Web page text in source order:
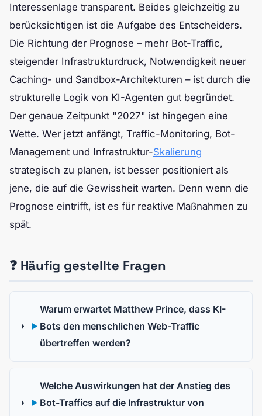
Interessenlage transparent. Beides gleichzeitig zu
berücksichtigen ist die Aufgabe des Entscheiders.
Die Richtung der Prognose – mehr Bot-Traffic,
steigender Infrastrukturdruck, Notwendigkeit neuer
Caching- und Sandbox-Architekturen – ist durch die
strukturelle Logik von KI-Agenten gut begründet.
Der genaue Zeitpunkt "2027" ist hingegen eine
Wette. Wer jetzt anfängt, Traffic-Monitoring, Bot-
Management und Infrastruktur-Skalierung
strategisch zu planen, ist besser positioniert als
jene, die auf die Gewissheit warten. Denn wenn die
Prognose eintrifft, ist es für reaktive Maßnahmen zu
spät.
❓ Häufig gestellte Fragen
▶
Warum erwartet Matthew Prince, dass KI-
Bots den menschlichen Web-Traffic
übertreffen werden?
▶
Welche Auswirkungen hat der Anstieg des
Bot-Traffics auf die Infrastruktur von